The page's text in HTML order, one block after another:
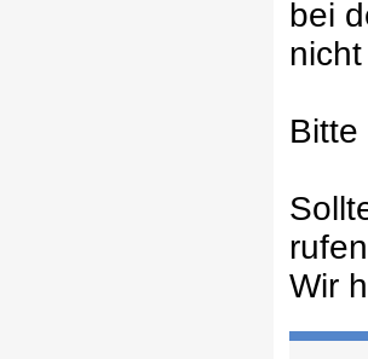
bei
Wir